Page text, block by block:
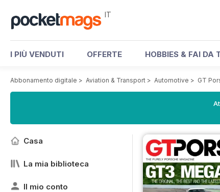
IT
I PIÙ VENDUTI OFFERTE HOBBIES & FAI DA
Abbonamento digitale > Aviation & Transport > Automotive > GT
Casa
La mia biblioteca
Il mio conto